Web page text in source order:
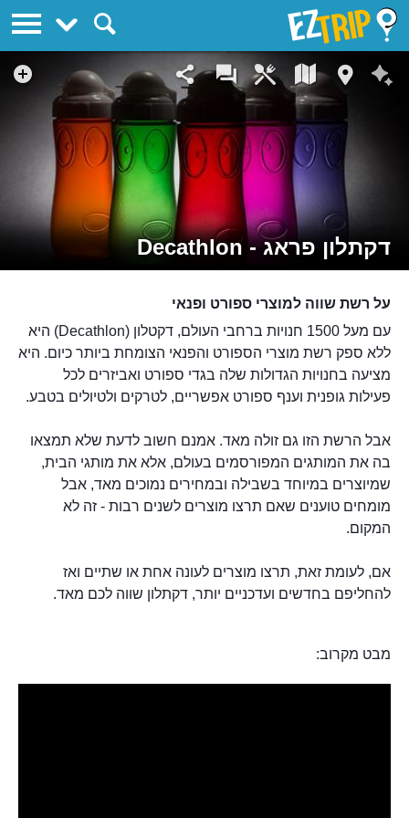
דקתלון פראג - Decathlon
על רשת שווה למוצרי ספורט ופנאי
עם מעל 1500 חנויות ברחבי העולם, דקטלון (Decathlon) היא
ללא ספק רשת מוצרי הספורט והפנאי הצומחת ביותר כיום. היא
מציעה בחנויות הגדולות שלה בגדי ספורט ואביזרים לכל
פעילות גופנית וענף ספורט אפשריים, לטרקים ולטיולים בטבע.
אבל הרשת הזו גם זולה מאד. אמנם חשוב לדעת שלא תמצאו
בה את המותגים המפורסמים בעולם, אלא את מותגי הבית,
שמיוצרים במיוחד בשבילה ובמחירים נמוכים מאד, אבל
מומחים טוענים שאם תרצו מוצרים לשנים רבות - זה לא
המקום.
אם, לעומת זאת, תרצו מוצרים לעונה אחת או שתיים ואז
להחליפם בחדשים ועדכניים יותר, דקתלון שווה לכם מאד.
מבט מקרוב:
EZTrip